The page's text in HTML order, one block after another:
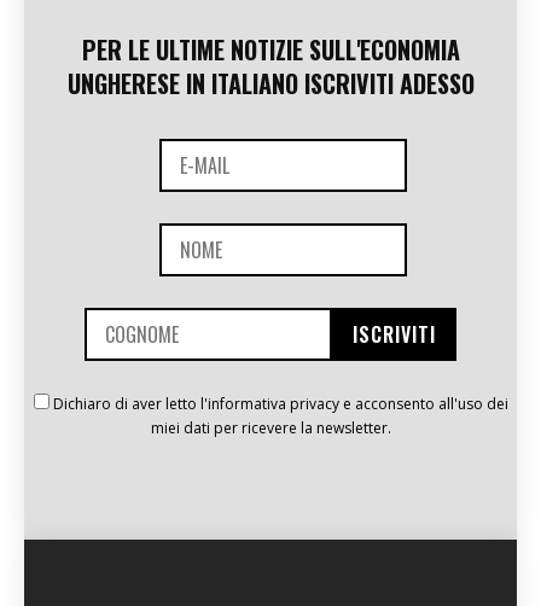
PER LE ULTIME NOTIZIE SULL'ECONOMIA
UNGHERESE IN ITALIANO ISCRIVITI ADESSO
Dichiaro di aver letto l'informativa privacy e acconsento all'uso dei
miei dati per ricevere la newsletter.